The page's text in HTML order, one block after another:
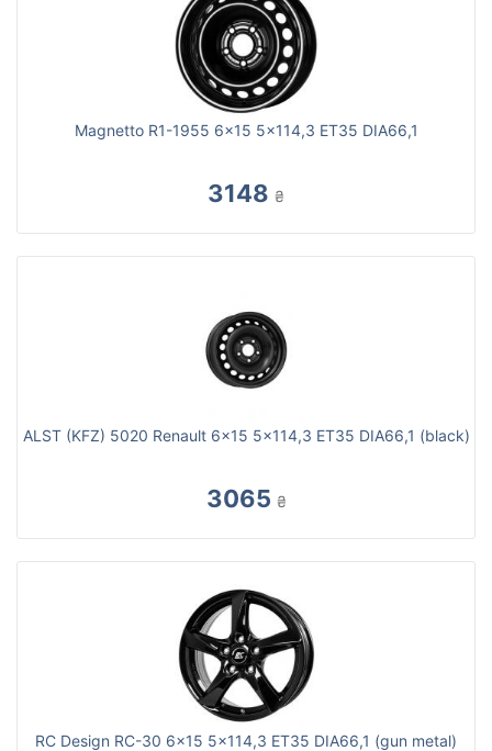
Magnetto R1-1955 6x15 5x114,3 ET35 DIA66,1
3148 ₴
ALST (KFZ) 5020 Renault 6x15 5x114,3 ET35 DIA66,1 (black)
3065 ₴
RC Design RC-30 6x15 5x114,3 ET35 DIA66,1 (gun metal)